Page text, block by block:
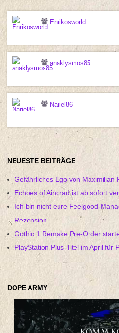
Enrikosworld
anaklysmos85
Nariel86
NEUESTE BEITRÄGE
Gefährliches Ego von Maximilian
Echoes of Aincrad ist ab sofort
Ich bin nicht eure Feelgood-
Rezension
Gothic 1 Remake Pre-Order
PlayStation Plus-Titel im April für
DOPE ARMY